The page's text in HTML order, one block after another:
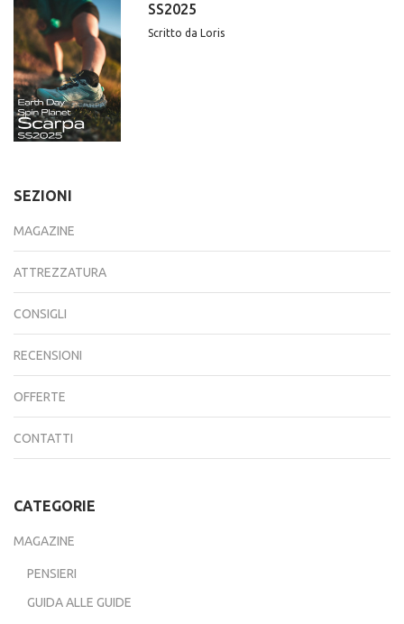
SS2025
Scritto da Loris
SEZIONI
MAGAZINE
ATTREZZATURA
CONSIGLI
RECENSIONI
OFFERTE
CONTATTI
CATEGORIE
MAGAZINE
PENSIERI
GUIDA ALLE GUIDE